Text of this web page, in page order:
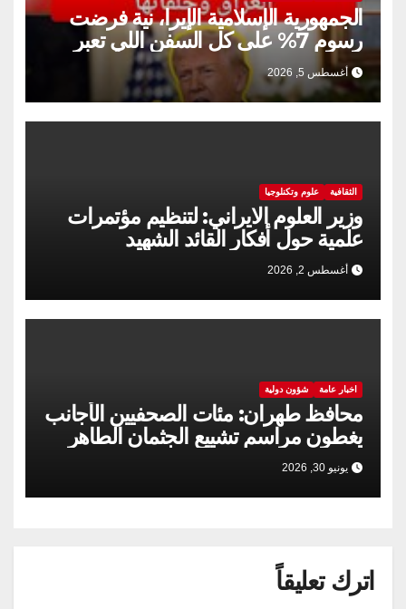
الجمهورية الإسلامية الإيرا، نية فرضت
رسوم 7% على كل السفن اللي تعبر
مضيق هرمز
أغسطس 5, 2026
الثقافية علوم وتكنلوجيا
وزير العلوم الايراني: لتنظيم مؤتمرات
علمية حول أفكار القائد الشهيد
أغسطس 2, 2026
اخبار عامة شؤون دولية
محافظ طهران: مئات الصحفيين الأجانب
يغطون مراسم تشييع الجثمان الطاهر
للقائد الشهید للثورة الإسلامية
يونيو 30, 2026
اترك تعليقاً